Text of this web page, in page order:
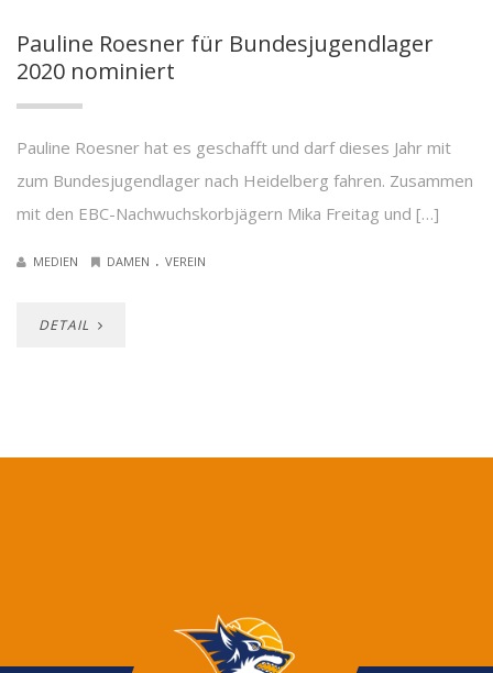
Pauline Roesner für Bundesjugendlager
2020 nominiert
Pauline Roesner hat es geschafft und darf dieses Jahr mit
zum Bundesjugendlager nach Heidelberg fahren. Zusammen
mit den EBC-Nachwuchskorbjägern Mika Freitag und […]
MEDIEN DAMEN . VEREIN
DETAIL